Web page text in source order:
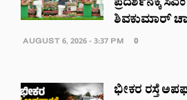
ಪ್ರದರ್ಶನಕ್ಕೆ
ಶಿವಕುಮಾರ್
AUGUST 6, 2026 - 3:37 PM 0
ಭೀಕರ ರಸ್ತೆ